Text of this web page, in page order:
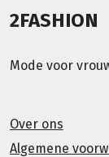
2FASHION
Mode voor
Over ons
Algemene